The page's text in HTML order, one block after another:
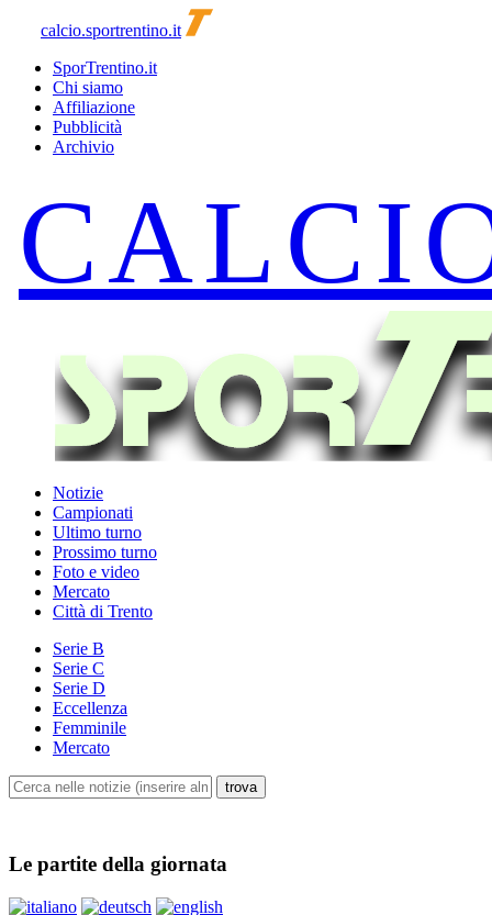
calcio.sportrentino.it
SporTrentino.it
Chi siamo
Affiliazione
Pubblicità
Archivio
Notizie
Campionati
Ultimo turno
Prossimo turno
Foto e video
Mercato
Città di Trento
Serie B
Serie C
Serie D
Eccellenza
Femminile
Mercato
Le partite della giornata